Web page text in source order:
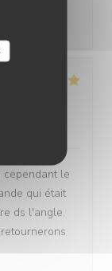
cependant le
qui était
ds l'angle.